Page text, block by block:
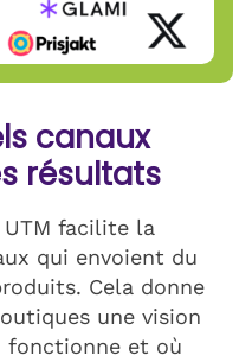
canaux
résultats
facilite la
qui envoient du
Cela donne
une vision
fonctionne et où